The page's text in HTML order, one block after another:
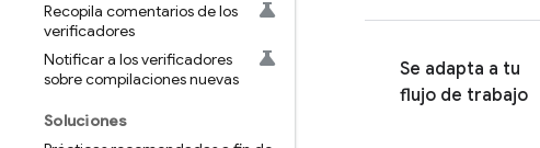
Recopila comentarios de los
verificadores
Notificar a los verificadores
sobre compilaciones nuevas
Soluciones
Se adapta a tu
flujo de trabajo